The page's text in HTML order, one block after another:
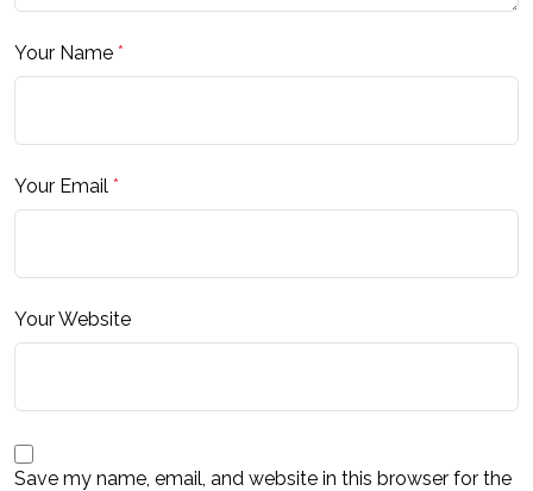
Your Name *
Your Email *
Your Website
Save my name, email, and website in this browser for the